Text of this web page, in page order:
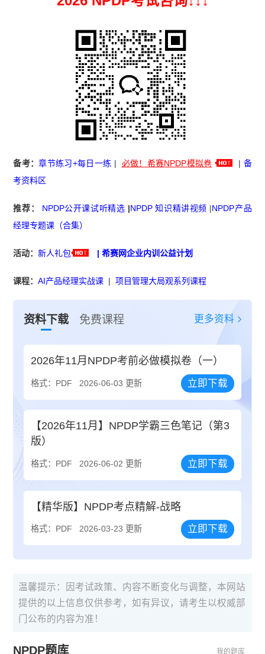
备考：章节练习+每日一练 | 必做！希赛NPDP模拟卷 | 备
考资料区
推荐： NPDP公开课试听精选 |NPDP 知识精讲视频 |NPDP产品
经理专题课（合集）
活动：新人礼包 | 希赛网企业内训公益计划
课程：AI产品经理实战课 |项目管理大局观系列课程
资料下载 免费课程 更多资料
2026年11月NPDP考前必做模拟卷（一）
格式：PDF 2026-06-03 更新 立即下载
【2026年11月】NPDP学霸三色笔记（第3
版）
格式：PDF 2026-06-02 更新 立即下载
【精华版】NPDP考点精解-战略
格式：PDF 2026-03-23 更新 立即下载
温馨提示：因考试政策、内容不断变化与调整，本网站
提供的以上信息仅供参考，如有异议，请考生以权威部
门公布的内容为准！
NPDP题库 我的题库